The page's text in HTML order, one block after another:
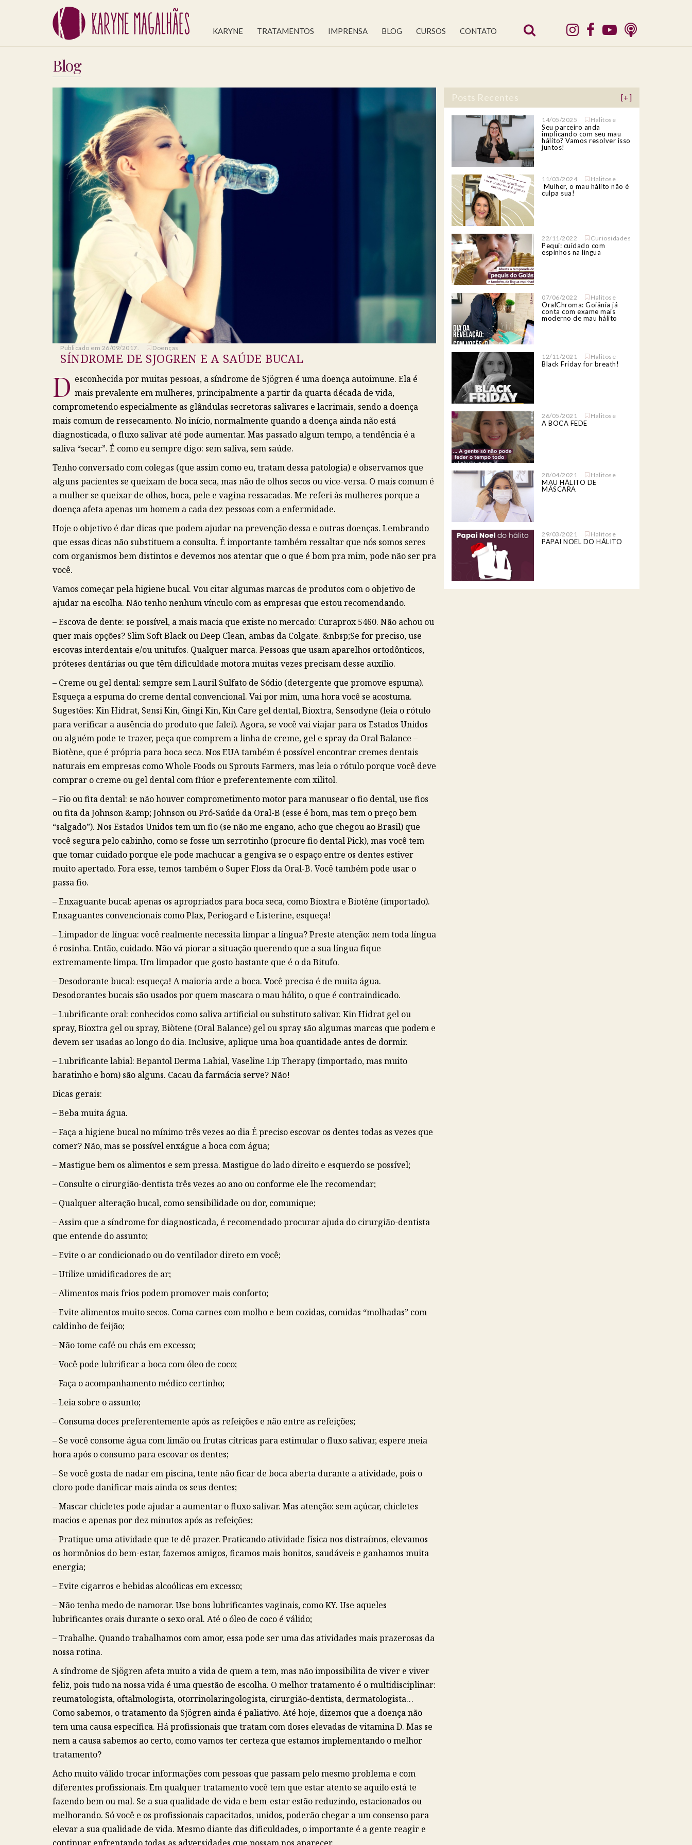
KARYNE TRATAMENTOS IMPRENSA BLOG CURSOS CONTATO
Blog
Publicado em 26/09/2017. Doenças
SÍNDROME DE SJOGREN E A SAÚDE BUCAL
D esconhecida por muitas pessoas, a síndrome de Sjögren é uma doença autoimune. Ela é
mais prevalente em mulheres, principalmente a partir da quarta década de vida,
comprometendo especialmente as glândulas secretoras salivares e lacrimais, sendo a doença
mais comum de ressecamento. No início, normalmente quando a doença ainda não está
diagnosticada, o fluxo salivar até pode aumentar. Mas passado algum tempo, a tendência é a
saliva “secar”. É como eu sempre digo: sem saliva, sem saúde.
Tenho conversado com colegas (que assim como eu, tratam dessa patologia) e observamos que
alguns pacientes se queixam de boca seca, mas não de olhos secos ou vice-versa. O mais comum é
a mulher se queixar de olhos, boca, pele e vagina ressacadas. Me referi às mulheres porque a
doença afeta apenas um homem a cada dez pessoas com a enfermidade.
Hoje o objetivo é dar dicas que podem ajudar na prevenção dessa e outras doenças. Lembrando
que essas dicas não substituem a consulta. É importante também ressaltar que nós somos seres
com organismos bem distintos e devemos nos atentar que o que é bom pra mim, pode não ser pra
você.
Vamos começar pela higiene bucal. Vou citar algumas marcas de produtos com o objetivo de
ajudar na escolha. Não tenho nenhum vínculo com as empresas que estou recomendando.
– Escova de dente: se possível, a mais macia que existe no mercado: Curaprox 5460. Não achou ou
quer mais opções? Slim Soft Black ou Deep Clean, ambas da Colgate. &nbsp;Se for preciso, use
escovas interdentais e/ou unitufos. Qualquer marca. Pessoas que usam aparelhos ortodônticos,
próteses dentárias ou que têm dificuldade motora muitas vezes precisam desse auxílio.
– Creme ou gel dental: sempre sem Lauril Sulfato de Sódio (detergente que promove espuma).
Esqueça a espuma do creme dental convencional. Vai por mim, uma hora você se acostuma.
Sugestões: Kin Hidrat, Sensi Kin, Gingi Kin, Kin Care gel dental, Bioxtra, Sensodyne (leia o rótulo
para verificar a ausência do produto que falei). Agora, se você vai viajar para os Estados Unidos
ou alguém pode te trazer, peça que comprem a linha de creme, gel e spray da Oral Balance –
Biotène, que é própria para boca seca. Nos EUA também é possível encontrar cremes dentais
naturais em empresas como Whole Foods ou Sprouts Farmers, mas leia o rótulo porque você deve
comprar o creme ou gel dental com flúor e preferentemente com xilitol.
– Fio ou fita dental: se não houver comprometimento motor para manusear o fio dental, use fios
ou fita da Johnson &amp; Johnson ou Pró-Saúde da Oral-B (esse é bom, mas tem o preço bem
“salgado”). Nos Estados Unidos tem um fio (se não me engano, acho que chegou ao Brasil) que
você segura pelo cabinho, como se fosse um serrotinho (procure fio dental Pick), mas você tem
que tomar cuidado porque ele pode machucar a gengiva se o espaço entre os dentes estiver
muito apertado. Fora esse, temos também o Super Floss da Oral-B. Você também pode usar o
passa fio.
– Enxaguante bucal: apenas os apropriados para boca seca, como Bioxtra e Biotène (importado).
Enxaguantes convencionais como Plax, Periogard e Listerine, esqueça!
– Limpador de língua: você realmente necessita limpar a língua? Preste atenção: nem toda língua
é rosinha. Então, cuidado. Não vá piorar a situação querendo que a sua língua fique
extremamente limpa. Um limpador que gosto bastante que é o da Bitufo.
– Desodorante bucal: esqueça! A maioria arde a boca. Você precisa é de muita água.
Desodorantes bucais são usados por quem mascara o mau hálito, o que é contraindicado.
– Lubrificante oral: conhecidos como saliva artificial ou substituto salivar. Kin Hidrat gel ou
spray, Bioxtra gel ou spray, Biòtene (Oral Balance) gel ou spray são algumas marcas que podem e
devem ser usadas ao longo do dia. Inclusive, aplique uma boa quantidade antes de dormir.
– Lubrificante labial: Bepantol Derma Labial, Vaseline Lip Therapy (importado, mas muito
baratinho e bom) são alguns. Cacau da farmácia serve? Não!
Dicas gerais:
– Beba muita água.
– Faça a higiene bucal no mínimo três vezes ao dia É preciso escovar os dentes todas as vezes que
comer? Não, mas se possível enxágue a boca com água;
– Mastigue bem os alimentos e sem pressa. Mastigue do lado direito e esquerdo se possível;
– Consulte o cirurgião-dentista três vezes ao ano ou conforme ele lhe recomendar;
– Qualquer alteração bucal, como sensibilidade ou dor, comunique;
– Assim que a síndrome for diagnosticada, é recomendado procurar ajuda do cirurgião-dentista
que entende do assunto;
– Evite o ar condicionado ou do ventilador direto em você;
– Utilize umidificadores de ar;
– Alimentos mais frios podem promover mais conforto;
– Evite alimentos muito secos. Coma carnes com molho e bem cozidas, comidas “molhadas” com
caldinho de feijão;
– Não tome café ou chás em excesso;
– Você pode lubrificar a boca com óleo de coco;
– Faça o acompanhamento médico certinho;
– Leia sobre o assunto;
– Consuma doces preferentemente após as refeições e não entre as refeições;
– Se você consome água com limão ou frutas cítricas para estimular o fluxo salivar, espere meia
hora após o consumo para escovar os dentes;
– Se você gosta de nadar em piscina, tente não ficar de boca aberta durante a atividade, pois o
cloro pode danificar mais ainda os seus dentes;
– Mascar chicletes pode ajudar a aumentar o fluxo salivar. Mas atenção: sem açúcar, chicletes
macios e apenas por dez minutos após as refeições;
– Pratique uma atividade que te dê prazer. Praticando atividade física nos distraímos, elevamos
os hormônios do bem-estar, fazemos amigos, ficamos mais bonitos, saudáveis e ganhamos muita
energia;
– Evite cigarros e bebidas alcoólicas em excesso;
– Não tenha medo de namorar. Use bons lubrificantes vaginais, como KY. Use aqueles
lubrificantes orais durante o sexo oral. Até o óleo de coco é válido;
– Trabalhe. Quando trabalhamos com amor, essa pode ser uma das atividades mais prazerosas da
nossa rotina.
A síndrome de Sjögren afeta muito a vida de quem a tem, mas não impossibilita de viver e viver
feliz, pois tudo na nossa vida é uma questão de escolha. O melhor tratamento é o multidisciplinar:
reumatologista, oftalmologista, otorrinolaringologista, cirurgião-dentista, dermatologista…
Como sabemos, o tratamento da Sjögren ainda é paliativo. Até hoje, dizemos que a doença não
tem uma causa específica. Há profissionais que tratam com doses elevadas de vitamina D. Mas se
nem a causa sabemos ao certo, como vamos ter certeza que estamos implementando o melhor
tratamento?
Acho muito válido trocar informações com pessoas que passam pelo mesmo problema e com
diferentes profissionais. Em qualquer tratamento você tem que estar atento se aquilo está te
fazendo bem ou mal. Se a sua qualidade de vida e bem-estar estão reduzindo, estacionados ou
melhorando. Só você e os profissionais capacitados, unidos, poderão chegar a um consenso para
elevar a sua qualidade de vida. Mesmo diante das dificuldades, o importante é a gente reagir e
Posts Recentes [+]
14/05/2025 Halitose
Seu parceiro anda
implicando com seu mau
hálito? Vamos resolver isso
juntos!
11/03/2024 Halitose
Mulher, o mau hálito não é
culpa sua!
22/11/2022 Curiosidades
Pequi: cuidado com
espinhos na língua
07/06/2022 Halitose
OralChroma: Goiânia já
conta com exame mais
moderno de mau hálito
12/11/2021 Halitose
Black Friday for breath!
26/05/2021 Halitose
A BOCA FEDE
28/04/2021 Halitose
MAU HÁLITO DE
MÁSCARA
29/03/2021 Halitose
PAPAI NOEL DO HÁLITO